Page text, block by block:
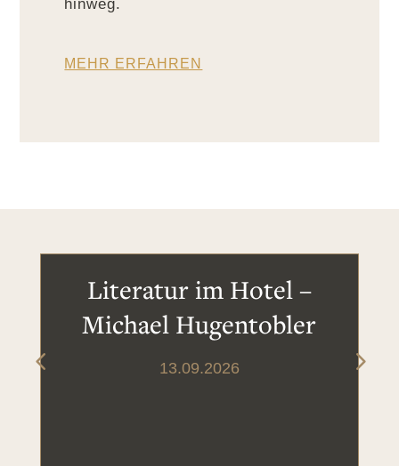
hinweg.
MEHR ERFAHREN
Literatur im Hotel –
Michael Hugentobler
13.09.2026